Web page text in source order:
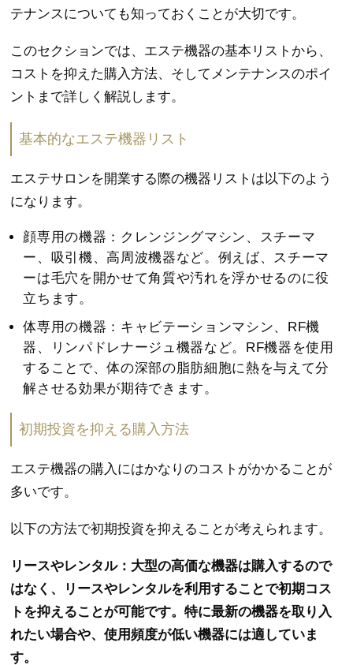
テナンスについても知っておくことが大切です。
このセクションでは、エステ機器の基本リストから、
コストを抑えた購入方法、そしてメンテナンスのポイ
ントまで詳しく解説します。
基本的なエステ機器リスト
エステサロンを開業する際の機器リストは以下のよう
になります。
顔専用の機器：クレンジングマシン、スチーマ
ー、吸引機、高周波機器など。例えば、スチーマ
ーは毛穴を開かせて角質や汚れを浮かせるのに役
立ちます。
体専用の機器：キャビテーションマシン、RF機
器、リンパドレナージュ機器など。RF機器を使用
することで、体の深部の脂肪細胞に熱を与えて分
解させる効果が期待できます。
初期投資を抑える購入方法
エステ機器の購入にはかなりのコストがかかることが
多いです。
以下の方法で初期投資を抑えることが考えられます。
リースやレンタル：大型の高価な機器は購入するので
はなく、リースやレンタルを利用することで初期コス
トを抑えることが可能です。特に最新の機器を取り入
れたい場合や、使用頻度が低い機器には適していま
す。